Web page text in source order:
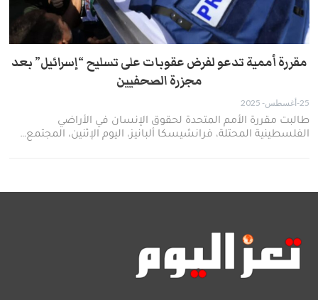
مقررة أممية تدعو لفرض عقوبات على تسليح “إسرائيل” بعد
مجزرة الصحفيين
25-أغسطس- 2025
طالبت مقررة الأمم المتحدة لحقوق الإنسان في الأراضي
الفلسطينية المحتلة، فرانشيسكا ألبانيز، اليوم الإثنين، المجتمع…